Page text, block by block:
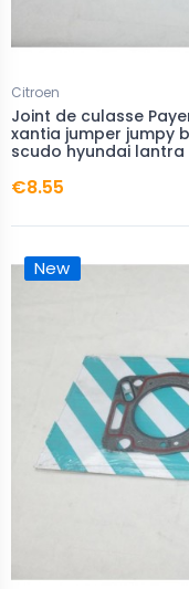
Citroen
Joint de culasse
xantia jumper jumpy
scudo hyundai lantra
€8.55
New